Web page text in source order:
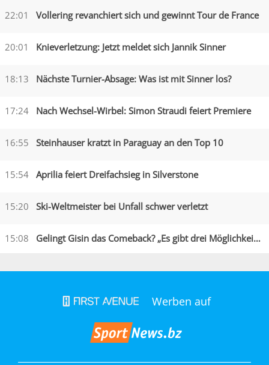
22:01 Vollering revanchiert sich und gewinnt Tour de France
20:01 Knieverletzung: Jetzt meldet sich Jannik Sinner
18:13 Nächste Turnier-Absage: Was ist mit Sinner los?
17:24 Nach Wechsel-Wirbel: Simon Straudi feiert Premiere
16:55 Steinhauser kratzt in Paraguay an den Top 10
15:54 Aprilia feiert Dreifachsieg in Silverstone
15:20 Ski-Weltmeister bei Unfall schwer verletzt
15:08 Gelingt Gisin das Comeback? „Es gibt drei Möglichkeiten“
Werben auf